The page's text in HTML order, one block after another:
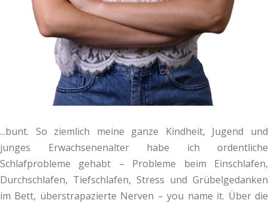
...bunt. So ziemlich meine ganze Kindheit, Jugend und
junges Erwachsenenalter habe ich ordentliche
Schlafprobleme gehabt – Probleme beim Einschlafen,
Durchschlafen, Tiefschlafen, Stress und Grübelgedanken
im Bett, überstrapazierte Nerven – you name it. Über die